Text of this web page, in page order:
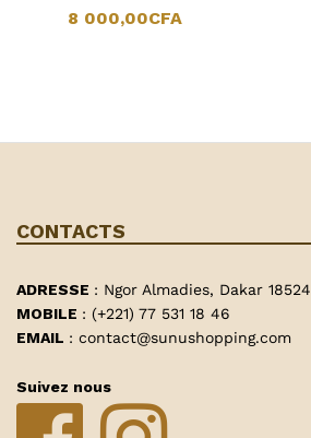
8 000,00CFA
CONTACTS
ADRESSE : Ngor Almadies, Dakar 18524
MOBILE : (+221) 77 531 18 46
EMAIL : contact@sunushopping.com
Suivez nous